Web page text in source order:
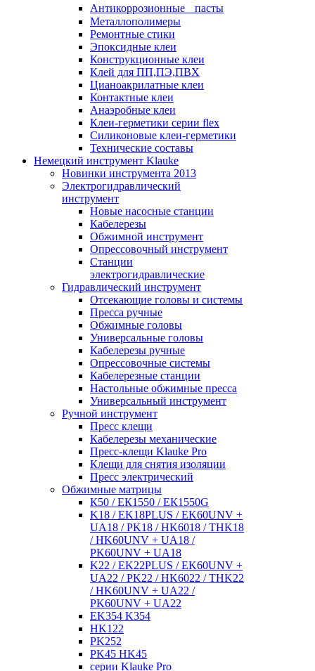
Антикоррозионные пасты
Металлополимеры
Ремонтные стики
Эпоксидные клеи
Конструкционные клеи
Клей для ПП,ПЭ,ПВХ
Цианоакрилатные клеи
Контактные клеи
Анаэробные клеи
Клеи-герметики серии flex
Силиконовые клеи-герметики
Технические составы
Немецкий инструмент Klauke
Новинки инструмента 2013
Электрогидравлический
инструмент
Новые насосные станции
Кабелерезы
Обжимной инструмент
Опрессовочный инструмент
Станции
электрогидравлические
Гидравлический инструмент
Отсекающие головы и системы
Пресса ручные
Обжимные головы
Универсальные головы
Кабелерезы ручные
Опрессовочные системы
Кабелерезные станции
Настольные обжимные пресса
Универсальный инструмент
Ручной инструмент
Пресс клещи
Кабелерезы механические
Пресс-клещи Klauke Pro
Клещи для снятия изоляции
Пресс электрический
Обжимные матрицы
К50 / ЕК1550 / ЕК1550G
K18 / EK18PLUS / EK60UNV +
UA18 / PK18 / HK6018 / THK18
/ HK60UNV + UA18 /
PK60UNV + UA18
K22 / EK22PLUS / EK60UNV +
UA22 / PK22 / HK6022 / THK22
/ HK60UNV + UA22 /
PK60UNV + UA22
EK354 K354
HK122
PK252
PK45 HK45
серии Klauke Pro